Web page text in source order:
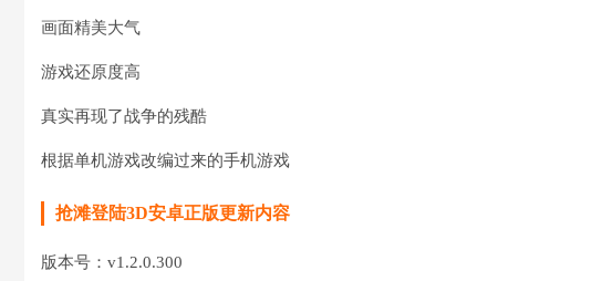
画面精美大气
游戏还原度高
真实再现了战争的残酷
根据单机游戏改编过来的手机游戏
抢滩登陆3D安卓正版更新内容
版本号：v1.2.0.300